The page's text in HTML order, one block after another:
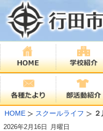
HOME スクールライフ
2026年2月16日 月曜日